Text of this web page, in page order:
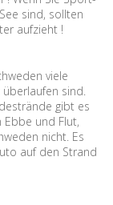
sind, sollten
aufzieht !
viele
sind.
gibt es
Ebbe und Flut,
nicht. Es
auf den Strand